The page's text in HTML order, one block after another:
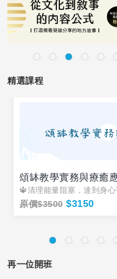
精選課程
頌缽教學實務與療癒
🔱清理能量阻塞，達到身
原價$3500$3150
再一位開班